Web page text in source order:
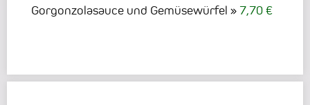
Gorgonzolasauce und Gemüsewürfel
7,70 €